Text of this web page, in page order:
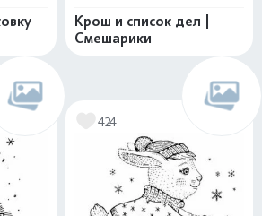
Крош и список дел |
Смешарики
424